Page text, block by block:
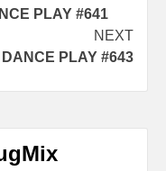
PLAY #641
NEXT
PLAY #643